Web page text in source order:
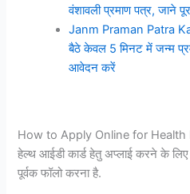
वंशावली प्रमाण पत्र, जाने
Janm Praman Patra
बैठे केवल 5 मिनट में जन्म
आवेदन करें
How to Apply Online for Health
हेल्थ आईडी कार्ड हेतु अप्लाई करने के
पूर्वक फॉलो करना है.